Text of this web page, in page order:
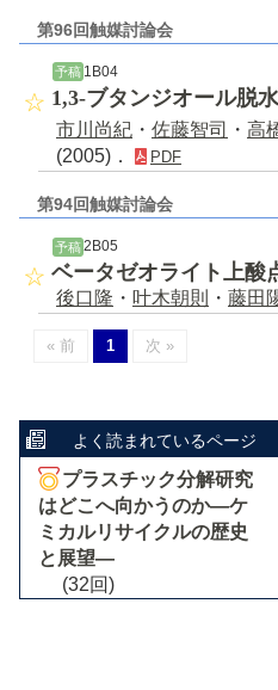
第96回触媒討論会
予稿 1B04
1,3-ブタンジオール脱
市川尚紀 ・ 佐藤智司 ・ 高
(2005)．
PDF
第94回触媒討論会
予稿 2B05
ベータゼオライト上酸
後口隆 ・ 叶木朝則 ・ 藤田
« 前 1 次 »
よく読まれているページ
プラスチック分解研究
はどこへ向かうのか―ケ
ミカルリサイクルの歴史
と展望―
(32回)